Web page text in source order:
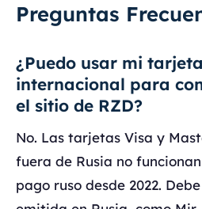
Preguntas
¿Puedo usar mi
internacional para
el sitio de RZD?
No. Las tarjetas Visa y
fuera de Rusia no
pago ruso desde 2022.